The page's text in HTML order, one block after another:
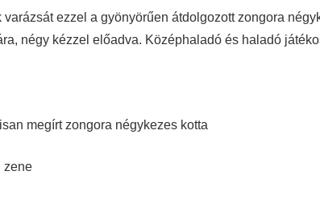
ezzel a gyönyörűen átdolgozott zongora
négy kézzel előadva. Középhaladó és haladó
megírt zongora négykezes kotta
zene